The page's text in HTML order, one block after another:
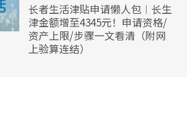
长者生活津贴申请懒人包︱长生
津金额增至4345元！申请资格/
资产上限/步骤一文看清（附网
上验算连结）